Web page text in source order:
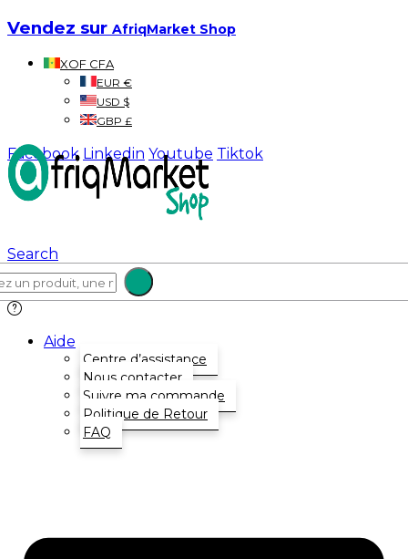
Vendez sur AfriqMarket Shop
XOF CFA
EUR €
USD $
GBP £
Facebook Linkedin Youtube Tiktok
Search
Aide
Centre d’assistance
Nous contacter
Suivre ma commande
Politique de Retour
FAQ